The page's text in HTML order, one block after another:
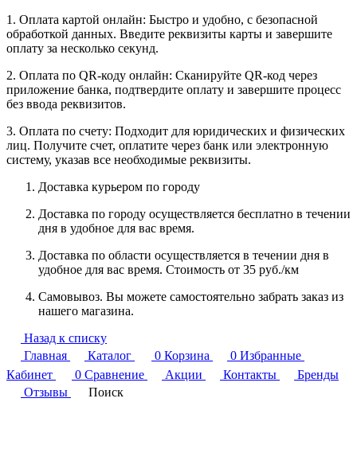
1. Оплата картой онлайн: Быстро и удобно, с безопасной
обработкой данных. Введите реквизиты карты и завершите
оплату за несколько секунд.
2. Оплата по QR-коду онлайн: Сканируйте QR-код через
приложение банка, подтвердите оплату и завершите процесс
без ввода реквизитов.
3. Оплата по счету: Подходит для юридических и физических
лиц. Получите счет, оплатите через банк или электронную
систему, указав все необходимые реквизиты.
Доставка курьером по городу
Доставка по городу осуществляется бесплатно в течении
дня в удобное для вас время.
Доставка по области осуществляется в течении дня в
удобное для вас время. Стоимость от 35 руб./км
Самовывоз. Вы можете самостоятельно забрать заказ из
нашего магазина.
Назад к списку
Главная
Каталог 0 Корзина 0 Избранные
Кабинет
0 Сравнение Акции Контакты
Бренды
Отзывы
Поиск